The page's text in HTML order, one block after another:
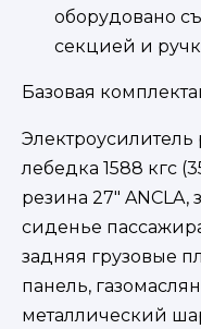
оборудовано
секцией и
Базовая
Электроусилитель
лебедка 1588 кгс
резина 27″ ANCLA,
сиденье
задняя грузовые
панель,
металлический